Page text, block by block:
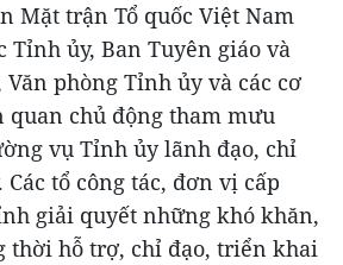
Mặt trận Tổ quốc Việt Nam
Tỉnh ủy, Ban Tuyên giáo và
phòng Tỉnh ủy và các cơ
chủ động tham mưu
vụ Tỉnh ủy lãnh đạo, chỉ
Các tổ công tác, đơn vị cấp
giải quyết những khó khăn,
thời hỗ trợ, chỉ đạo, triển khai